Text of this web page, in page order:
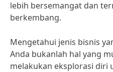
lebih bersemangat dan
berkembang.
Mengetahui jenis bisnis
Anda bukanlah hal yang
melakukan eksplorasi diri